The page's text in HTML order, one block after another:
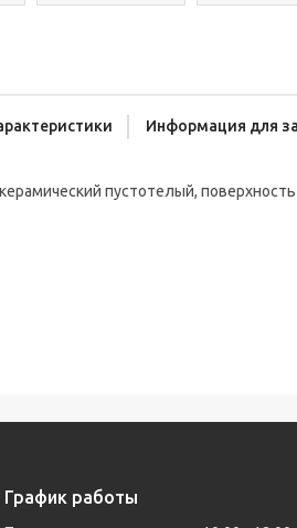
Информация для
пустотелый,
График работы